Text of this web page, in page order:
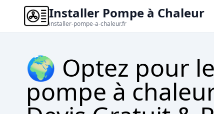
Installer Pompe à Chaleur
installer-pompe-a-chaleur.fr
🌍 Optez pour
pompe à